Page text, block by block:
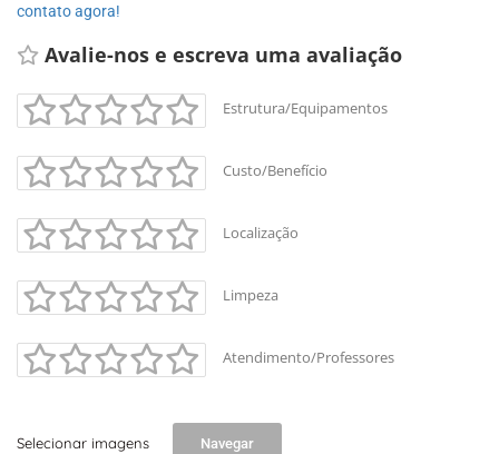
contato agora!
Avalie-nos e escreva uma avaliação
Estrutura/Equipamentos
Custo/Benefício
Localização
Limpeza
Atendimento/Professores
Selecionar imagens Navegar